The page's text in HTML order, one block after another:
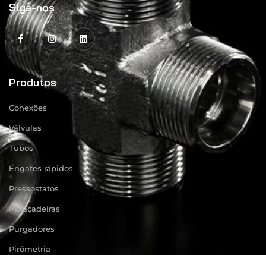
Siga-nos
Produtos
Conexões
Válvulas
Tubos
Engates rápidos
Pressostatos
Abraçadeiras
Purgadores
Pirômetria